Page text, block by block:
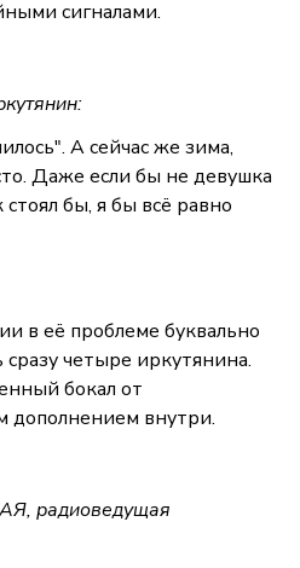
сигналами.
А сейчас же зима,
Даже если бы не девушка
бы, я бы всё равно
в её проблеме буквально
сразу четыре иркутянина.
бокал от
дополнением внутри.
радиоведущая